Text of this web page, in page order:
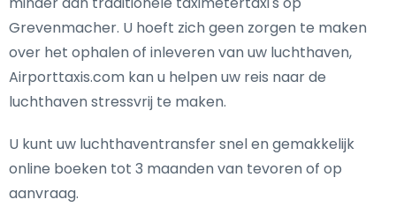
Grevenmacher. U hoeft zich geen zorgen te maken
over het ophalen of inleveren van uw luchthaven,
Airporttaxis.com kan u helpen uw reis naar de
luchthaven stressvrij te maken.
U kunt uw luchthaventransfer snel en gemakkelijk
online boeken tot 3 maanden van tevoren of op
aanvraag.